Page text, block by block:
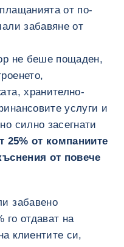
от по-
забавяне от
не беше пощаден,
хранително-
услуги и
силно засегнати
25% от компаниите
от повече
забавено
го отдават на
клиентите си,